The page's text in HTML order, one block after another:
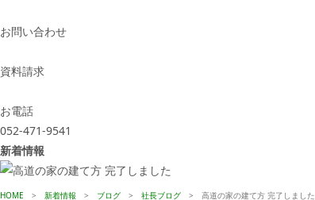
お問い合わせ
資料請求
お電話
052-471-9541
新着情報
HOME > 新着情報 > ブログ > 社長ブログ > 高道の家の建て方 完了しました